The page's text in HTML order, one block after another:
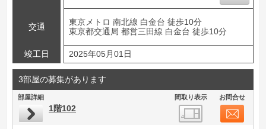
交通
東京メトロ 南北線 白金台 徒歩10分
東京都交通局 都営三田線 白金台 徒歩10分
竣工日 2025年05月01日
3部屋の募集があります
部屋詳細 間取り表示 お問合せ
1階102